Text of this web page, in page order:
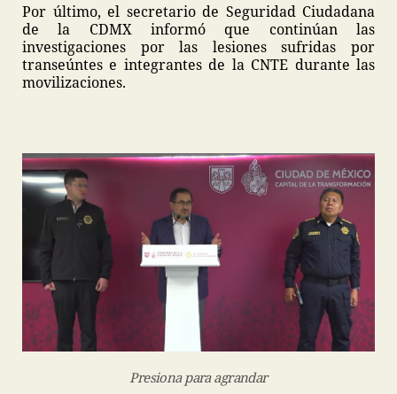
Por último, el secretario de Seguridad Ciudadana
de la CDMX informó que continúan las
investigaciones por las lesiones sufridas por
transeúntes e integrantes de la CNTE durante las
movilizaciones.
Presiona para agrandar